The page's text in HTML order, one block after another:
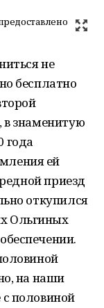
не
бесплатно
в знаменитую
года
ей
приезд
откупился
Ольгиных
на наши
половиной